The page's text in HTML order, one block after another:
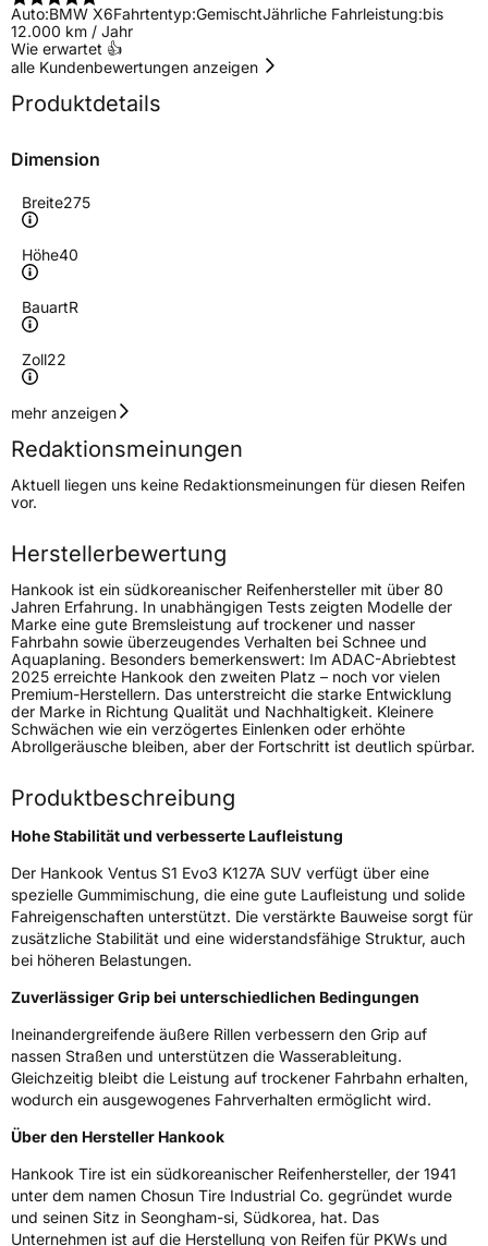
Auto:BMW X6Fahrtentyp:GemischtJährliche Fahrleistung:bis
12.000 km / Jahr
Wie erwartet 👍
alle Kundenbewertungen anzeigen
Produktdetails
Dimension
Breite275
Höhe40
BauartR
Zoll22
Geschwindigkeitsindex
Höchstgeschwindigkeit
300 km/h
Lastindex107
Höchstlast975 kg
Gewicht (in kg)
15,17 kg
Generelle Merkmale
FahrzeugtypSUV
VerwendungSommerreifen
ModellnameVentus S1 Evo3 K127A SUV
Weitere Eigenschaften
SchlauchtypTL
ZustandNeureifen
EU Label
EffizienzC
NasshaftungA
Rollgeräusch (Klasse)B
mehr anzeigen
Redaktionsmeinungen
Aktuell liegen uns keine Redaktionsmeinungen für diesen Reifen
vor.
Herstellerbewertung
Hankook ist ein südkoreanischer Reifenhersteller mit über 80
Jahren Erfahrung. In unabhängigen Tests zeigten Modelle der
Marke eine gute Bremsleistung auf trockener und nasser
Fahrbahn sowie überzeugendes Verhalten bei Schnee und
Aquaplaning. Besonders bemerkenswert: Im ADAC-Abriebtest
2025 erreichte Hankook den zweiten Platz – noch vor vielen
Premium-Herstellern. Das unterstreicht die starke Entwicklung
der Marke in Richtung Qualität und Nachhaltigkeit. Kleinere
Schwächen wie ein verzögertes Einlenken oder erhöhte
Abrollgeräusche bleiben, aber der Fortschritt ist deutlich spürbar.
Produktbeschreibung
Hohe Stabilität und verbesserte Laufleistung
Der Hankook Ventus S1 Evo3 K127A SUV verfügt über eine
spezielle Gummimischung, die eine gute Laufleistung und solide
Fahreigenschaften unterstützt. Die verstärkte Bauweise sorgt für
zusätzliche Stabilität und eine widerstandsfähige Struktur, auch
bei höheren Belastungen.
Zuverlässiger Grip bei unterschiedlichen Bedingungen
Ineinandergreifende äußere Rillen verbessern den Grip auf
nassen Straßen und unterstützen die Wasserableitung.
Gleichzeitig bleibt die Leistung auf trockener Fahrbahn erhalten,
wodurch ein ausgewogenes Fahrverhalten ermöglicht wird.
Über den Hersteller Hankook
Hankook Tire ist ein südkoreanischer Reifenhersteller, der 1941
unter dem namen Chosun Tire Industrial Co. gegründet wurde
und seinen Sitz in Seongham-si, Südkorea, hat. Das
Unternehmen ist auf die Herstellung von Reifen für PKWs und